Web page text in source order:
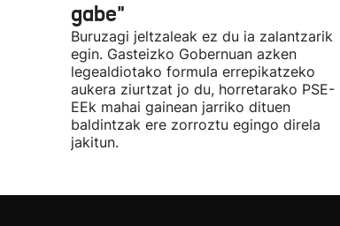
gabe"
Buruzagi jeltzaleak ez du ia zalantzarik
egin. Gasteizko Gobernuan azken
legealdiotako formula errepikatzeko
aukera ziurtzat jo du, horretarako PSE-
EEk mahai gainean jarriko dituen
baldintzak ere zorroztu egingo direla
jakitun.